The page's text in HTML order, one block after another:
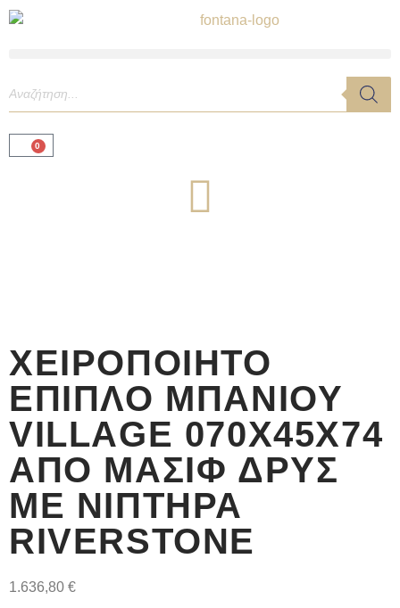
0
ΧΕΙΡΟΠΟΊΗΤΟ
ΈΠΙΠΛΟ ΜΠΆΝΙΟΥ
VILLAGE 070X45X74
ΑΠΌ ΜΑΣΊΦ ΔΡΥΣ
ΜΕ ΝΙΠΤΉΡΑ
RIVERSTONE
1.636,80 €